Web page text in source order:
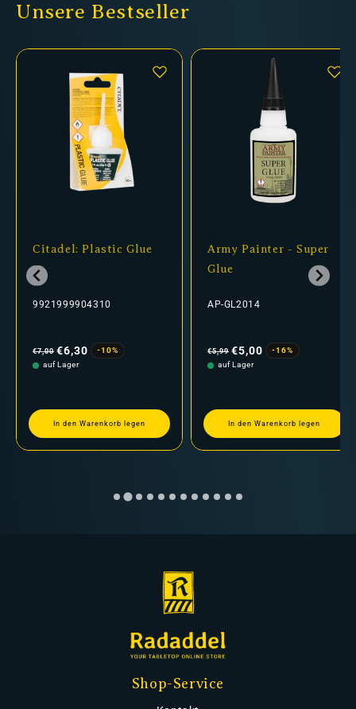
Unsere Bestseller
Citadel: Plastic Glue
9921999904310
Preis
€7,00 €6,30
-10%
auf Lager
In den Warenkorb legen
Army Painter - Super
Glue
AP-GL2014
Preis
€5,99 €5,00
-16%
auf Lager
In den Warenkorb legen
Shop-Service